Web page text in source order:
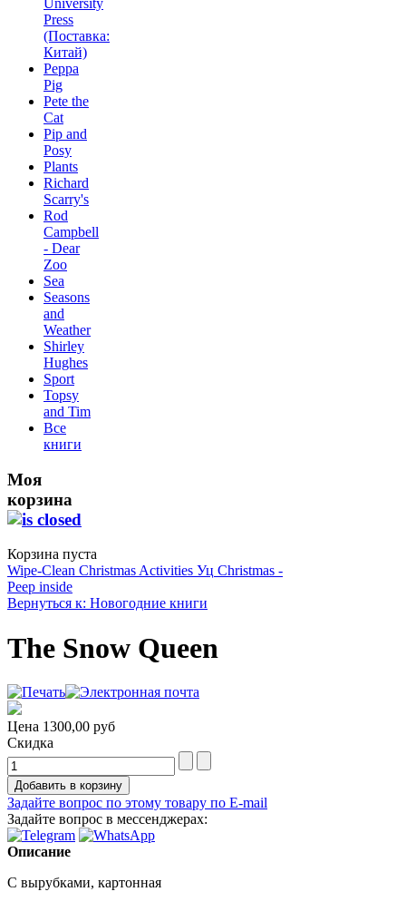
University
Press
(Поставка:
Китай)
Peppa
Pig
Pete the
Сat
Pip and
Posy
Plants
Richard
Scarry's
Rod
Campbell
- Dear
Zoo
Sea
Seasons
and
Weather
Shirley
Hughes
Sport
Topsy
and Tim
Все
книги
Моя
корзина
Корзина пуста
Wipe-Clean Christmas Activities Уц Christmas -
Peep inside
Вернуться к: Новогодние книги
The Snow Queen
Цена 1300,00 руб
Скидка
Задайте вопрос по этому товару по E-mail
Задайте вопрос в мессенджерах:
Описание
С вырубками, картонная